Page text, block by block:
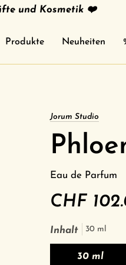
und Kosmetik ❤️
Produkte Neuheiten
Jorum Studio
Eau de Parfum
CHF
Inhalt 30 ml
30 ml